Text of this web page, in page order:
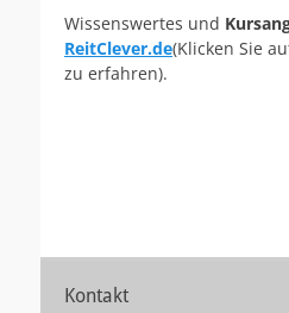
Wissenswertes und
ReitClever.de(Klicken Sie
zu erfahren).
Kontakt